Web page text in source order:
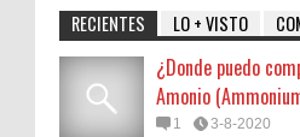
RECIENTES LO + VISTO
¿Donde puedo
Amonio
1 3-8-2020